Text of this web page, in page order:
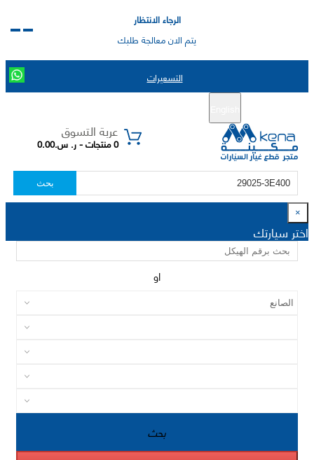
الرجاء الانتظار
يتم الان معالجة طلبك
التسعيرات
عربة التسوق
0 منتجات - ر. س.0.00
بحث
×
اختر سيارتك
او
بحث